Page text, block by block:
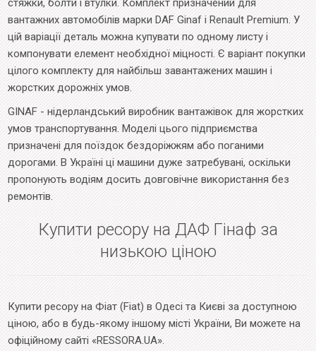
стяжки, болти і втулки. Комплект призначений для
вантажних автомобілів марки DAF Ginaf і Renault Premium. У
цій варіації деталь можна купувати по одному листу і
компонувати елемент необхідної міцності. Є варіант покупки
цілого комплекту для найбільш завантажених машин і
жорстких дорожніх умов.
GINAF - нідерландський виробник вантажівок для жорстких
умов транспортування. Моделі цього підприємства
призначені для поїздок бездоріжжям або поганими
дорогами. В Україні ці машини дуже затребувані, оскільки
пропонують водіям досить довговічне використання без
ремонтів.
Купити ресору на ДАФ Гінаф за
низькою ціною
Купити ресору на Фіат (Fiat) в Одесі та Києві за доступною
ціною, або в будь-якому іншому місті України, Ви можете на
офіційному сайті «RESSORA.UA».